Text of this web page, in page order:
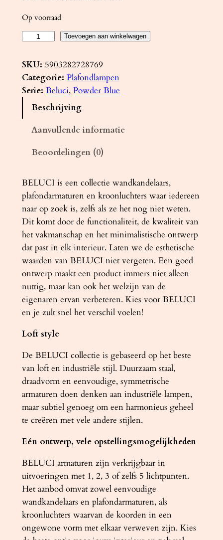
Op voorraad
a
f
o
B
E
L
U
C
I
3
w
i
t
a
n
a
l
Toevoegen aan winkelwagen
SKU: 5903282728769
Categorie: Plafondlampen
Serie: Beluci, Powder Blue
Beschrijving
Aanvullende informatie
Beoordelingen (0)
BELUCI is een collectie wandkandelaars,
plafondarmaturen en kroonluchters waar iedereen
naar op zoek is, zelfs als ze het nog niet weten.
Dit komt door de functionaliteit, de kwaliteit van
het vakmanschap en het minimalistische ontwerp
dat past in elk interieur. Laten we de esthetische
waarden van BELUCI niet vergeten. Een goed
ontwerp maakt een product immers niet alleen
nuttig, maar kan ook het welzijn van de
eigenaren ervan verbeteren. Kies voor BELUCI
en je zult snel het verschil voelen!
Loft style
De BELUCI collectie is gebaseerd op het beste
van loft en industriële stijl. Duurzaam staal,
draadvorm en eenvoudige, symmetrische
armaturen doen denken aan industriële lampen,
maar subtiel genoeg om een ​​harmonieus geheel
te creëren met vele andere stijlen.
Eén ontwerp, vele opstellingsmogelijkheden
BELUCI armaturen zijn verkrijgbaar in
uitvoeringen met 1, 2, 3 of zelfs 5 lichtpunten.
Het aanbod omvat zowel eenvoudige
wandkandelaars en plafondarmaturen, als
kroonluchters waarvan de koorden in een
ongewone vorm met elkaar verweven zijn. Kies